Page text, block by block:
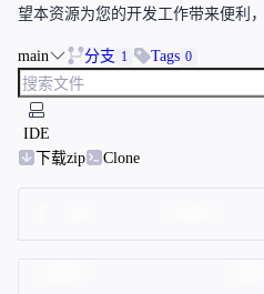
望本资源为您的开发工作带来便利
main 分支 1 Tags 0
IDE
下载zip
Clone